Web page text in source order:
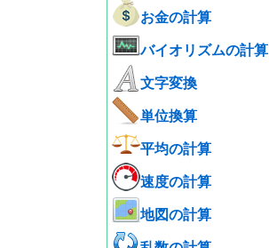
お金の計算
バイオリズムの計算
文字変換
単位換算
平均の計算
速度の計算
地図の計算